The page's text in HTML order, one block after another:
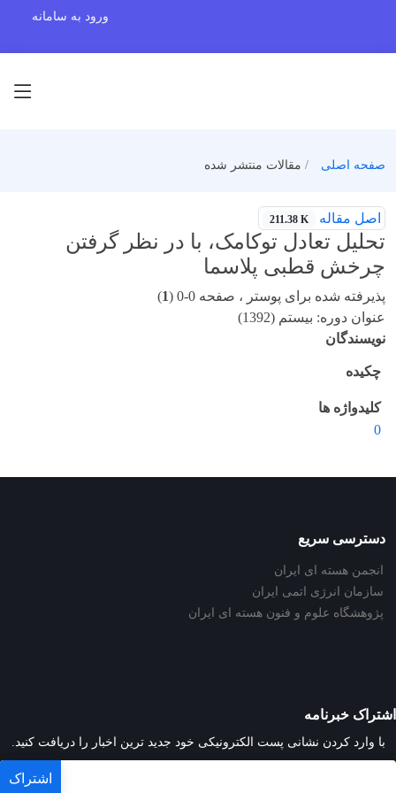
ورود به سامانه
صفحه اصلی مقالات منتشر شده
اصل مقاله 211.38 K
تحلیل تعادل توکامک، با در نظر گرفتن
چرخش قطبی پلاسما
پذیرفته شده برای پوستر ، صفحه 0-0 ( 1
)
عنوان دوره: بیستم (1392)
نویسندگان
چکیده
کلیدواژه ها
0
دسترسی سریع
انجمن هسته ای ایران
سازمان انرژی اتمی ایران
پژوهشگاه علوم و فنون هسته ای ایران
اشتراک خبرنامه
با وارد کردن نشانی پست الکترونیکی خود جدید ترین اخبار را دریافت کنید.